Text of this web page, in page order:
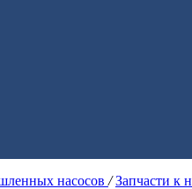
насосов / Запчасти к